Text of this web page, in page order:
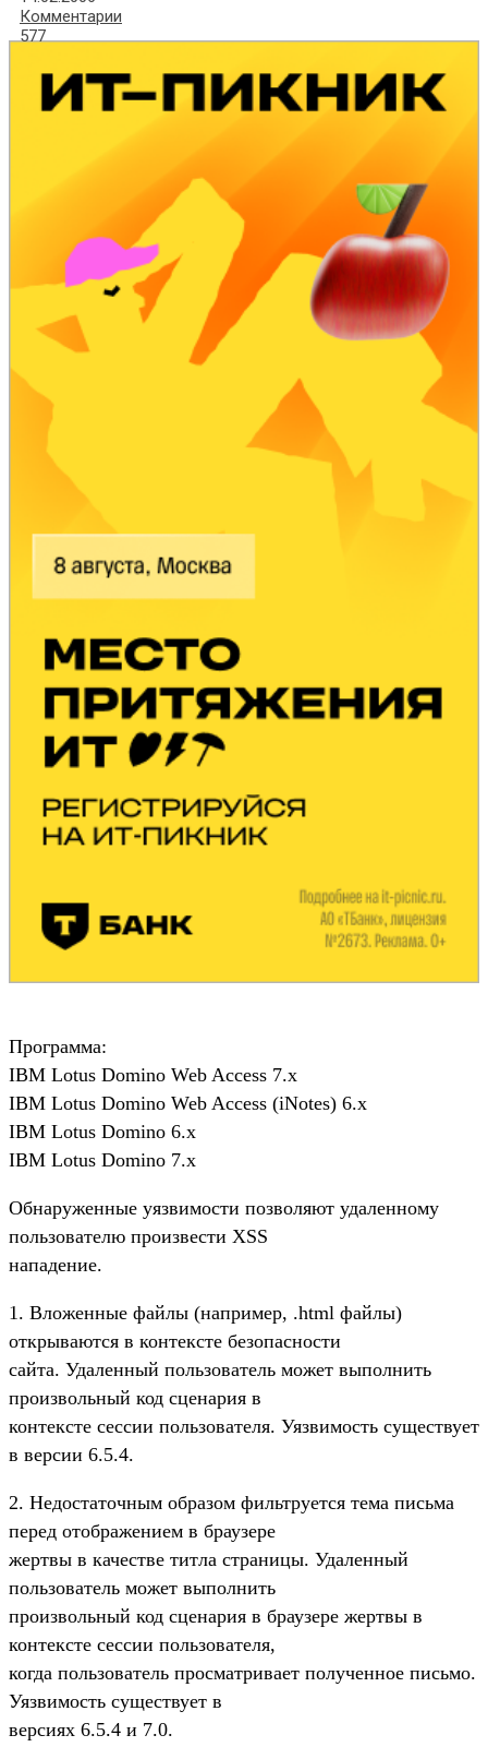
Комментарии
577
Программа:
IBM Lotus Domino Web Access 7.x
IBM Lotus Domino Web Access (iNotes) 6.x
IBM Lotus Domino 6.x
IBM Lotus Domino 7.x
Обнаруженные уязвимости позволяют удаленному
пользователю произвести XSS
нападение.
1. Вложенные файлы (например, .html файлы)
открываются в контексте безопасности
сайта. Удаленный пользователь может выполнить
произвольный код сценария в
контексте сессии пользователя. Уязвимость существует
в версии 6.5.4.
2. Недостаточным образом фильтруется тема письма
перед отображением в браузере
жертвы в качестве титла страницы. Удаленный
пользователь может выполнить
произвольный код сценария в браузере жертвы в
контексте сессии пользователя,
когда пользователь просматривает полученное письмо.
Уязвимость существует в
версиях 6.5.4 и 7.0.